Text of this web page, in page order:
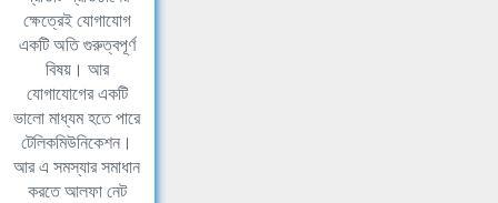
ক্ষেত্রেই যোগাযোগ
একটি অতি গুরুত্বপূর্ণ
বিষয়। আর
যোগাযোগের একটি
ভালো মাধ্যম হতে পারে
টেলিকমিউনিকেশন।
আর এ সমস্যার সমাধান
করতে আলফা নেট